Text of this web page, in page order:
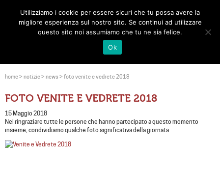
Toggle
home> notizie> news > foto venite e vedrete 2018
FOTO VENITE E VEDRETE 2018
15 Maggio 2018
Nel ringraziare tutte le persone che hanno partecipato a questo momento
insieme, condividiamo qualche foto significativa della giornata
Utilizziamo i cookie per essere sicuri che tu possa avere la
migliore esperienza sul nostro sito. Se continui ad utilizzare
questo sito noi assumiamo che tu ne sia felice.
Ok